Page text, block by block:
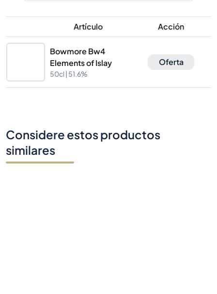
Artículo Acción
Bowmore Bw4
Elements of Islay
50cl | 51.6%
Oferta
Considere estos productos
similares